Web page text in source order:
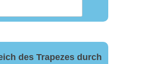
des Trapezes durch